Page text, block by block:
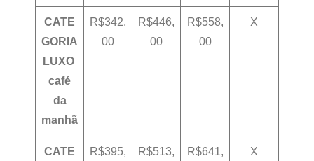
CATE
GORIA
LUXO
café
da
manhã
R$342,
00
R$446,
00
R$558,
00
X
CATE
R$395,
R$513,
R$641,
X